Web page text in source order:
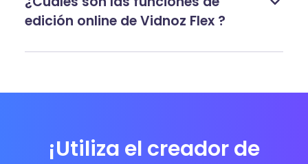
edición online de Vidnoz Flex ?
¡Utiliza el creador de